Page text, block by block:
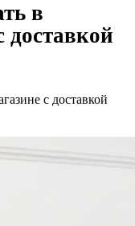
в
доставкой
с доставкой